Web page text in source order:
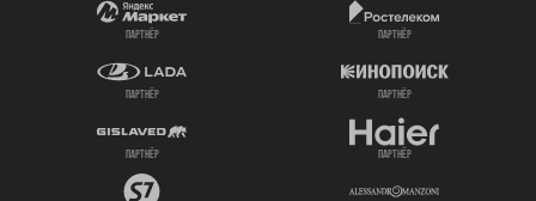
партнёр партнёр
партнёр партнёр
партнёр партнёр